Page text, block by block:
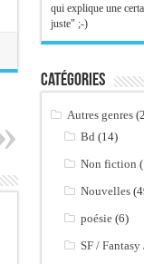
qui explique une
juste" ;-)
Catégories
Autres genres
Bd (14)
Non fiction
Nouvelles
poésie (6)
SF /